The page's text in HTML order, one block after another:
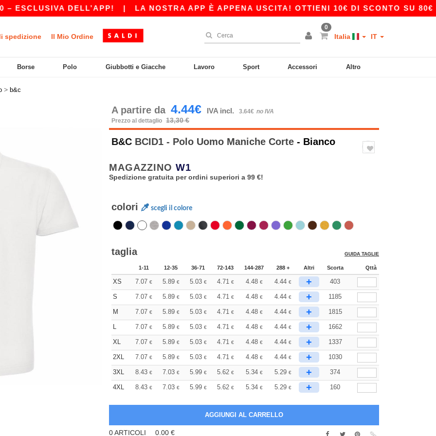
DELL’APP!|LA NOSTRA APP È APPENA USCITA! OTTIENI 10€ DI SCONTO SU 80€ CON
spedizione Il Mio Ordine
0
Italia IT
Borse Polo Giubbotti e Giacche Lavoro Sport Accessori Altro
> b&c
A partire da 4.44€ IVA incl. 3.64€ no IVA
Prezzo al dettaglio 13,30 €
B&C BCID1 - Polo Uomo Maniche Corte - Bianco
MAGAZZINO W1
Spedizione gratuita per ordini superiori a 99 €!
colori scegli il colore
taglia GUIDA TAGLIE
1-11 12-35 36-71 72-143 144-287 288 + Altri Scorta Qttà
XS 7.07 € 5.89 € 5.03 € 4.71 € 4.48 € 4.44 € + 403
S 7.07 € 5.89 € 5.03 € 4.71 € 4.48 € 4.44 € + 1185
M 7.07 € 5.89 € 5.03 € 4.71 € 4.48 € 4.44 € + 1815
L 7.07 € 5.89 € 5.03 € 4.71 € 4.48 € 4.44 € + 1662
XL 7.07 € 5.89 € 5.03 € 4.71 € 4.48 € 4.44 € + 1337
2XL 7.07 € 5.89 € 5.03 € 4.71 € 4.48 € 4.44 € + 1030
3XL 8.43 € 7.03 € 5.99 € 5.62 € 5.34 € 5.29 € + 374
4XL 8.43 € 7.03 € 5.99 € 5.62 € 5.34 € 5.29 € + 160
0ARTICOLI 0.00 €